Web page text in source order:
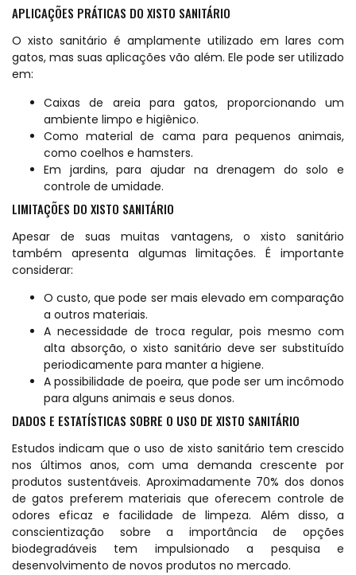
APLICAÇÕES PRÁTICAS DO XISTO SANITÁRIO
O xisto sanitário é amplamente utilizado em lares com
gatos, mas suas aplicações vão além. Ele pode ser utilizado
em:
Caixas de areia para gatos, proporcionando um
ambiente limpo e higiênico.
Como material de cama para pequenos animais,
como coelhos e hamsters.
Em jardins, para ajudar na drenagem do solo e
controle de umidade.
LIMITAÇÕES DO XISTO SANITÁRIO
Apesar de suas muitas vantagens, o xisto sanitário
também apresenta algumas limitações. É importante
considerar:
O custo, que pode ser mais elevado em comparação
a outros materiais.
A necessidade de troca regular, pois mesmo com
alta absorção, o xisto sanitário deve ser substituído
periodicamente para manter a higiene.
A possibilidade de poeira, que pode ser um incômodo
para alguns animais e seus donos.
DADOS E ESTATÍSTICAS SOBRE O USO DE XISTO SANITÁRIO
Estudos indicam que o uso de xisto sanitário tem crescido
nos últimos anos, com uma demanda crescente por
produtos sustentáveis. Aproximadamente 70% dos donos
de gatos preferem materiais que oferecem controle de
odores eficaz e facilidade de limpeza. Além disso, a
conscientização sobre a importância de opções
biodegradáveis tem impulsionado a pesquisa e
desenvolvimento de novos produtos no mercado.